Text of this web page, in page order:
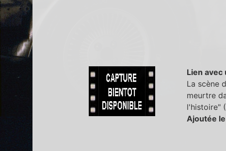
Lien avec
La scène
meurtre
l'histoire"
Ajoutée